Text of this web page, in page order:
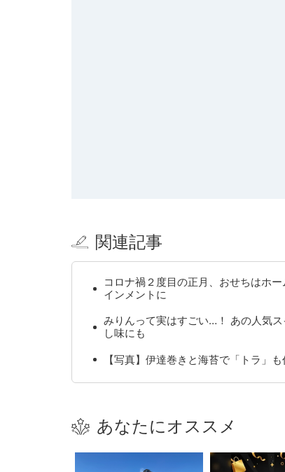
関連記事
コロナ禍２度目の正月、おせちはホ
インメントに
みりんって実はすごい…！ あの人気
し味にも
【写真】伊達巻きと海苔で「トラ」
あなたにオススメ